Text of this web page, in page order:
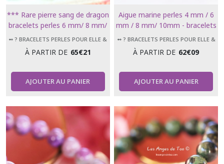
*** Rare pierre sang de dragon
bracelets perles 6 mm/ 8 mm/
10 mm Dragon bloodstone ***
➻ ? BRACELETS PERLES POUR ELLE &
À PARTIR DE 65€21
AJOUTER AU PANIER
Aigue marine perles 4 mm / 6
mm / 8 mm/ 10mm - bracelets
17 cm et 18 cm
➻ ? BRACELETS PERLES POUR ELLE &
À PARTIR DE 62€09
AJOUTER AU PANIER